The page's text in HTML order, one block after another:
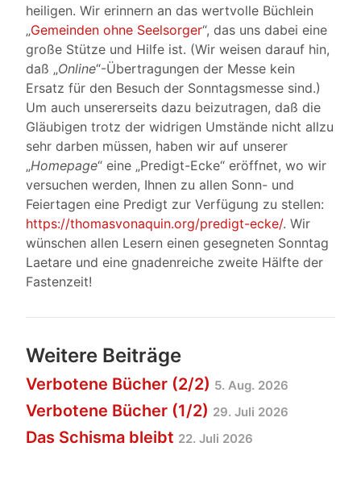
heiligen. Wir erinnern an das wertvolle Büchlein
„Gemeinden ohne Seelsorger“, das uns dabei eine
große Stütze und Hilfe ist. (Wir weisen darauf hin,
daß „Online“-Übertragungen der Messe kein
Ersatz für den Besuch der Sonntagsmesse sind.)
Um auch unsererseits dazu beizutragen, daß die
Gläubigen trotz der widrigen Umstände nicht allzu
sehr darben müssen, haben wir auf unserer
„Homepage“ eine „Predigt-Ecke“ eröffnet, wo wir
versuchen werden, Ihnen zu allen Sonn- und
Feiertagen eine Predigt zur Verfügung zu stellen:
https://thomasvonaquin.org/predigt-ecke/. Wir
wünschen allen Lesern einen gesegneten Sonntag
Laetare und eine gnadenreiche zweite Hälfte der
Fastenzeit!
Weitere Beiträge
Verbotene Bücher (2/2) 5. Aug. 2026
Verbotene Bücher (1/2) 29. Juli 2026
Das Schisma bleibt 22. Juli 2026